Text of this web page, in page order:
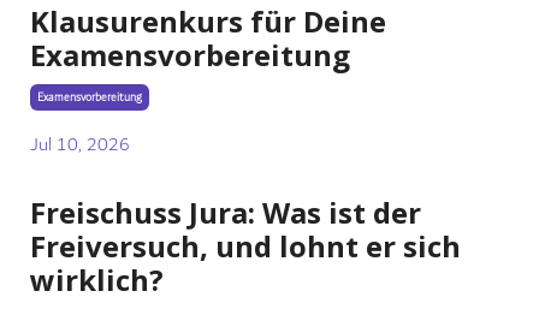
Klausurenkurs für Deine
Examensvorbereitung
Examensvorbereitung
Jul 10, 2026
Freischuss Jura: Was ist der
Freiversuch, und lohnt er sich
wirklich?